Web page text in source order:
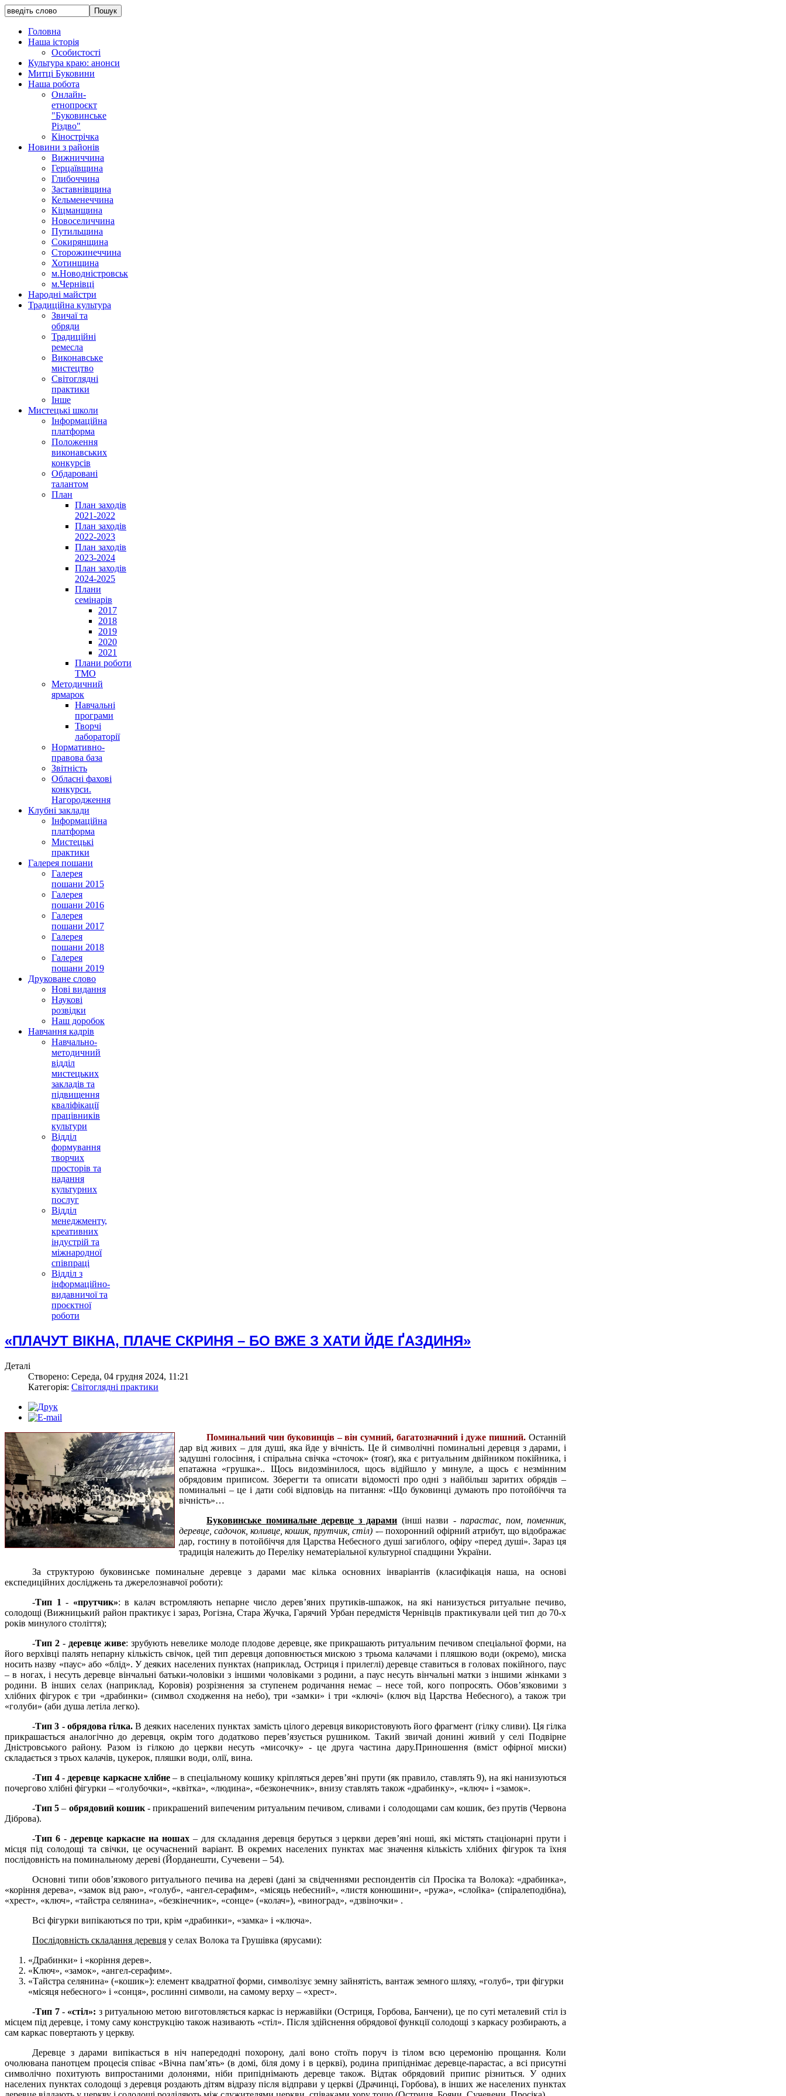
Головна
Наша історія
Особистості
Культура краю: анонси
Митці Буковини
Наша робота
Онлайн-
етнопроєкт
"Буковинське
Різдво"
Кінострічка
Новини з районів
Вижниччина
Герцаївщина
Глибоччина
Заставнівщина
Кельменеччина
Кіцманщина
Новоселиччина
Путильщина
Сокирянщина
Сторожинеччина
Хотинщина
м.Новодністровськ
м.Чернівці
Народні майстри
Традиційна культура
Звичаї та
обряди
Традиційні
ремесла
Виконавське
мистецтво
Світоглядні
практики
Інше
Мистецькі школи
Інформаційна
платформа
Положення
виконавських
конкурсів
Обдаровані
талантом
План
План заходів
2021-2022
План заходів
2022-2023
План заходів
2023-2024
План заходів
2024-2025
Плани
семінарів
2017
2018
2019
2020
2021
Плани роботи
ТМО
Методичний
ярмарок
Навчальні
програми
Творчі
лабораторії
Нормативно-
правова база
Звітність
Обласні фахові
конкурси.
Нагородження
Клубні заклади
Інформаційна
платформа
Мистецькі
практики
Галерея пошани
Галерея
пошани 2015
Галерея
пошани 2016
Галерея
пошани 2017
Галерея
пошани 2018
Галерея
пошани 2019
Друковане слово
Нові видання
Наукові
розвідки
Наш доробок
Навчання кадрів
Навчально-
методичний
відділ
мистецьких
закладів та
підвищення
кваліфікації
працівників
культури
Відділ
формування
творчих
просторів та
надання
культурних
послуг
Відділ
менеджменту,
креативних
індустрій та
міжнародної
співпраці
Відділ з
інформаційно-
видавничої та
проєктної
роботи
«ПЛАЧУТ ВІКНА, ПЛАЧЕ СКРИНЯ – БО ВЖЕ З ХАТИ ЙДЕ ҐАЗДИНЯ»
Деталі
Створено: Середа, 04 грудня 2024, 11:21
Категорія: Світоглядні практики
Поминальний чин буковинців – він сумний, багатозначний і дуже пишний. Останній
дар від живих – для душі, яка йде у вічність. Це й символічні поминальні деревця з дарами, і
задушні голосіння, і спіральна свічка «сточок» (тояґ), яка є ритуальним двійником покійника, і
епатажна «грушка».. Щось видозмінилося, щось відійшло у минуле, а щось є незмінним
обрядовим приписом. Зберегти та описати відомості про одні з найбільш заритих обрядів –
поминальні – це і дати собі відповідь на питання: «Що буковинці думають про потойбіччя та
вічність»…
Буковинське поминальне деревце з дарами (інші назви -парастас, пом, поменник,
деревце, садочок, коливце, кошик, прутчик, стіл) -– похоронний офірний атрибут, що відображає
дар, гостину в потойбіччя для Царства Небесного душі загиблого, офіру «перед душі». Зараз ця
традиція належить до Переліку нематеріальної культурної спадщини України.
За структурою буковинське поминальне деревце з дарами має кілька основних інваріантів (класифікація наша, на основі
експедиційних досліджень та джерелознавчої роботи):
-Тип 1 - «прутчик»: в калач встромляють непарне число дерев’яних прутиків-шпажок, на які нанизується ритуальне печиво,
солодощі (Вижницький район практикує і зараз, Рогізна, Стара Жучка, Гарячий Урбан передмістя Чернівців практикували цей тип до 70-х
років минулого століття);
-Тип 2 - деревце живе: зрубують невелике молоде плодове деревце, яке прикрашають ритуальним печивом спеціальної форми, на
його верхівці палять непарну кількість свічок, цей тип деревця доповнюється мискою з трьома калачами і пляшкою води (окремо), миска
носить назву «паус» або «блід». У деяких населених пунктах (наприклад, Остриця і прилеглі) деревце ставиться в головах покійного, паус
– в ногах, і несуть деревце вінчальні батьки-чоловіки з іншими чоловіками з родини, а паус несуть вінчальні матки з іншими жінками з
родини. В інших селах (наприклад, Коровія) розрізнення за ступенем родичання немає – несе той, кого попросять. Обов’язковими з
хлібних фігурок є три «драбинки» (символ сходження на небо), три «замки» і три «ключі» (ключ від Царства Небесного), а також три
«голуби» (аби душа летіла легко).
-Тип 3 - обрядова гілка.В деяких населених пунктах замість цілого деревця використовують його фрагмент (гілку сливи). Ця гілка
прикрашається аналогічно до деревця, окрім того додатково перев’язується рушником. Такий звичай донині живий у селі Подвірне
Дністровського району. Разом із гілкою до церкви несуть «мисочку» - це друга частина дару.Приношення (вміст офірної миски)
складається з трьох калачів, цукерок, пляшки води, олії, вина.
-Тип 4- деревце каркасне хлібне – в спеціальному кошику кріпляться дерев’яні прути (як правило, ставлять 9), на які нанизуються
почергово хлібні фігурки – «голубочки», «квітка», «людина», «безконечник», внизу ставлять також «драбинку», «ключ» і «замок».
-Тип 5 – обрядовий кошик- прикрашений випеченим ритуальним печивом, сливами і солодощами сам кошик, без прутів (Червона
Діброва).
-Тип 6 - деревце каркасне на ношах – для складання деревця беруться з церкви дерев’яні ноші, які містять стаціонарні прути і
місця під солодощі та свічки, це осучаснений варіант. В окремих населених пунктах має значення кількість хлібних фігурок та їхня
послідовність на поминальному дереві (Йорданешти, Сучевени – 54).
Основні типи обов’язкового ритуального печива на дереві (дані за свідченнями респондентів сіл Просіка та Волока): «драбинка»,
«коріння дерева», «замок від раю», «голуб», «ангел-серафим», «місяць небесний», «листя конюшини», «ружа», «слойка» (спіралеподібна),
«хрест», «ключ», «тайстра селянина», «безкінечник», «сонце» («колач»), «виноград», «дзвіночки» .
Всі фігурки випікаються по три, крім «драбинки», «замка» і «ключа».
Послідовність складання деревця у селах Волока та Грушівка (ярусами):
«Драбинки» і «коріння дерев».
«Ключ», «замок», «ангел-серафим».
«Тайстра селянина» («кошик»): елемент квадратної форми, символізує земну зайнятість, вантаж земного шляху, «голуб», три фігурки
«місяця небесного» і «сонця», рослинні символи, на самому верху – «хрест».
-Тип 7- «стіл»: з ритуальною метою виготовляється каркас із нержавійки (Остриця, Горбова, Банчени), це по суті металевий стіл із
місцем під деревце, і тому саму конструкцію також називають «стіл». Після здійснення обрядової функції солодощі з каркасу розбирають, а
сам каркас повертають у церкву.
Деревце з дарами випікається в ніч напередодні похорону, далі воно стоїть поруч із тілом всю церемонію прощання. Коли
очолювана панотцем процесія співає «Вічна пам’ять» (в домі, біля дому і в церкві), родина припіднімає деревце-парастас, а всі присутні
символічно похитують випростаними долонями, ніби припіднімають деревце також. Відтак обрядовий припис різниться. У одних
населених пунктах солодощі з деревця роздають дітям відразу після відправи у церкві (Драчинці, Горбова), в інших же населених пунктах